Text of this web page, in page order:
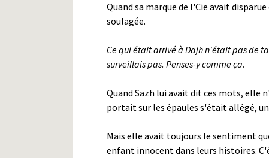
Quand sa marque de l'Cie avait
soulagée.
Ce qui était arrivé à Dajh n'était pas de
surveillais pas. Penses-y comme ça.
Quand Sazh lui avait dit ces mots, elle
portait sur les épaules s'était allégé, un
Mais elle avait toujours le sentiment
enfant innocent dans leurs histoires.